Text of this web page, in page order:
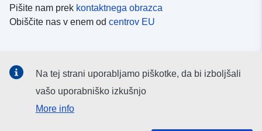
Pišite nam prek kontaktnega obrazca
Obiščite nas v enem od centrov EU
Iskanje podružbenih medijih EU
Na tej strani uporabljamo piškotke, da bi izboljšali
vašo uporabniško izkušnjo
More info